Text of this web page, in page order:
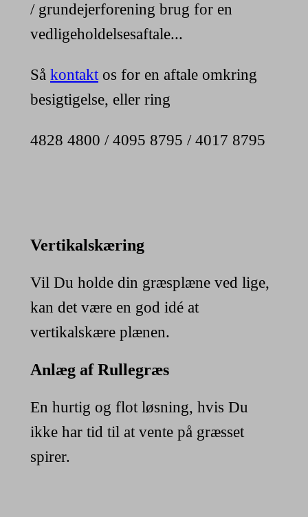
/ grundejerforening brug for en
vedligeholdelsesaftale...
Så kontakt os for en aftale omkring
besigtigelse, eller ring
4828 4800 / 4095 8795 / 4017 8795
Vertikalskæring
Vil Du holde din græsplæne ved lige,
kan det være en god idé at
vertikalskære plænen.
Anlæg af Rullegræs
En hurtig og flot løsning, hvis Du
ikke har tid til at vente på græsset
spirer.